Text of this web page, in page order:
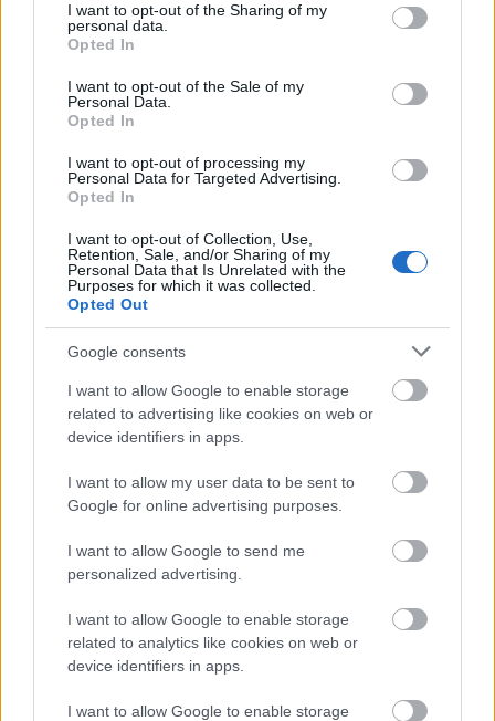
not limited to your visit or usage behaviour. You may click to
grant or deny consent to Google and its third-party tags to
use your data for below specified purposes in below Google
consent section.
I want to opt-out of the Sharing of my
personal data.
Opted In
I want to opt-out of the Sale of my
Personal Data.
Opted In
I want to opt-out of processing my
Personal Data for Targeted Advertising.
Opted In
I want to opt-out of Collection, Use,
Retention, Sale, and/or Sharing of my
Personal Data that Is Unrelated with the
Purposes for which it was collected.
Opted Out
Google consents
I want to allow Google to enable storage
related to advertising like cookies on web or
device identifiers in apps.
I want to allow my user data to be sent to
Google for online advertising purposes.
I want to allow Google to send me
personalized advertising.
I want to allow Google to enable storage
related to analytics like cookies on web or
device identifiers in apps.
I want to allow Google to enable storage
ÉLETMÓD
manipuláció eltorzítja a valóságot” –
kapcsolatban élünk